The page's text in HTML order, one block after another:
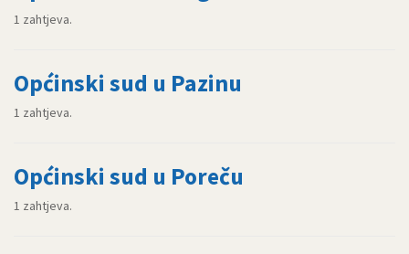
1 zahtjeva.
Općinski sud u Pazinu
1 zahtjeva.
Općinski sud u Poreču
1 zahtjeva.